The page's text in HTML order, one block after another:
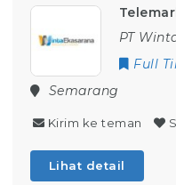
PT
Full
Semarang
Kirim ke teman
Lihat detail